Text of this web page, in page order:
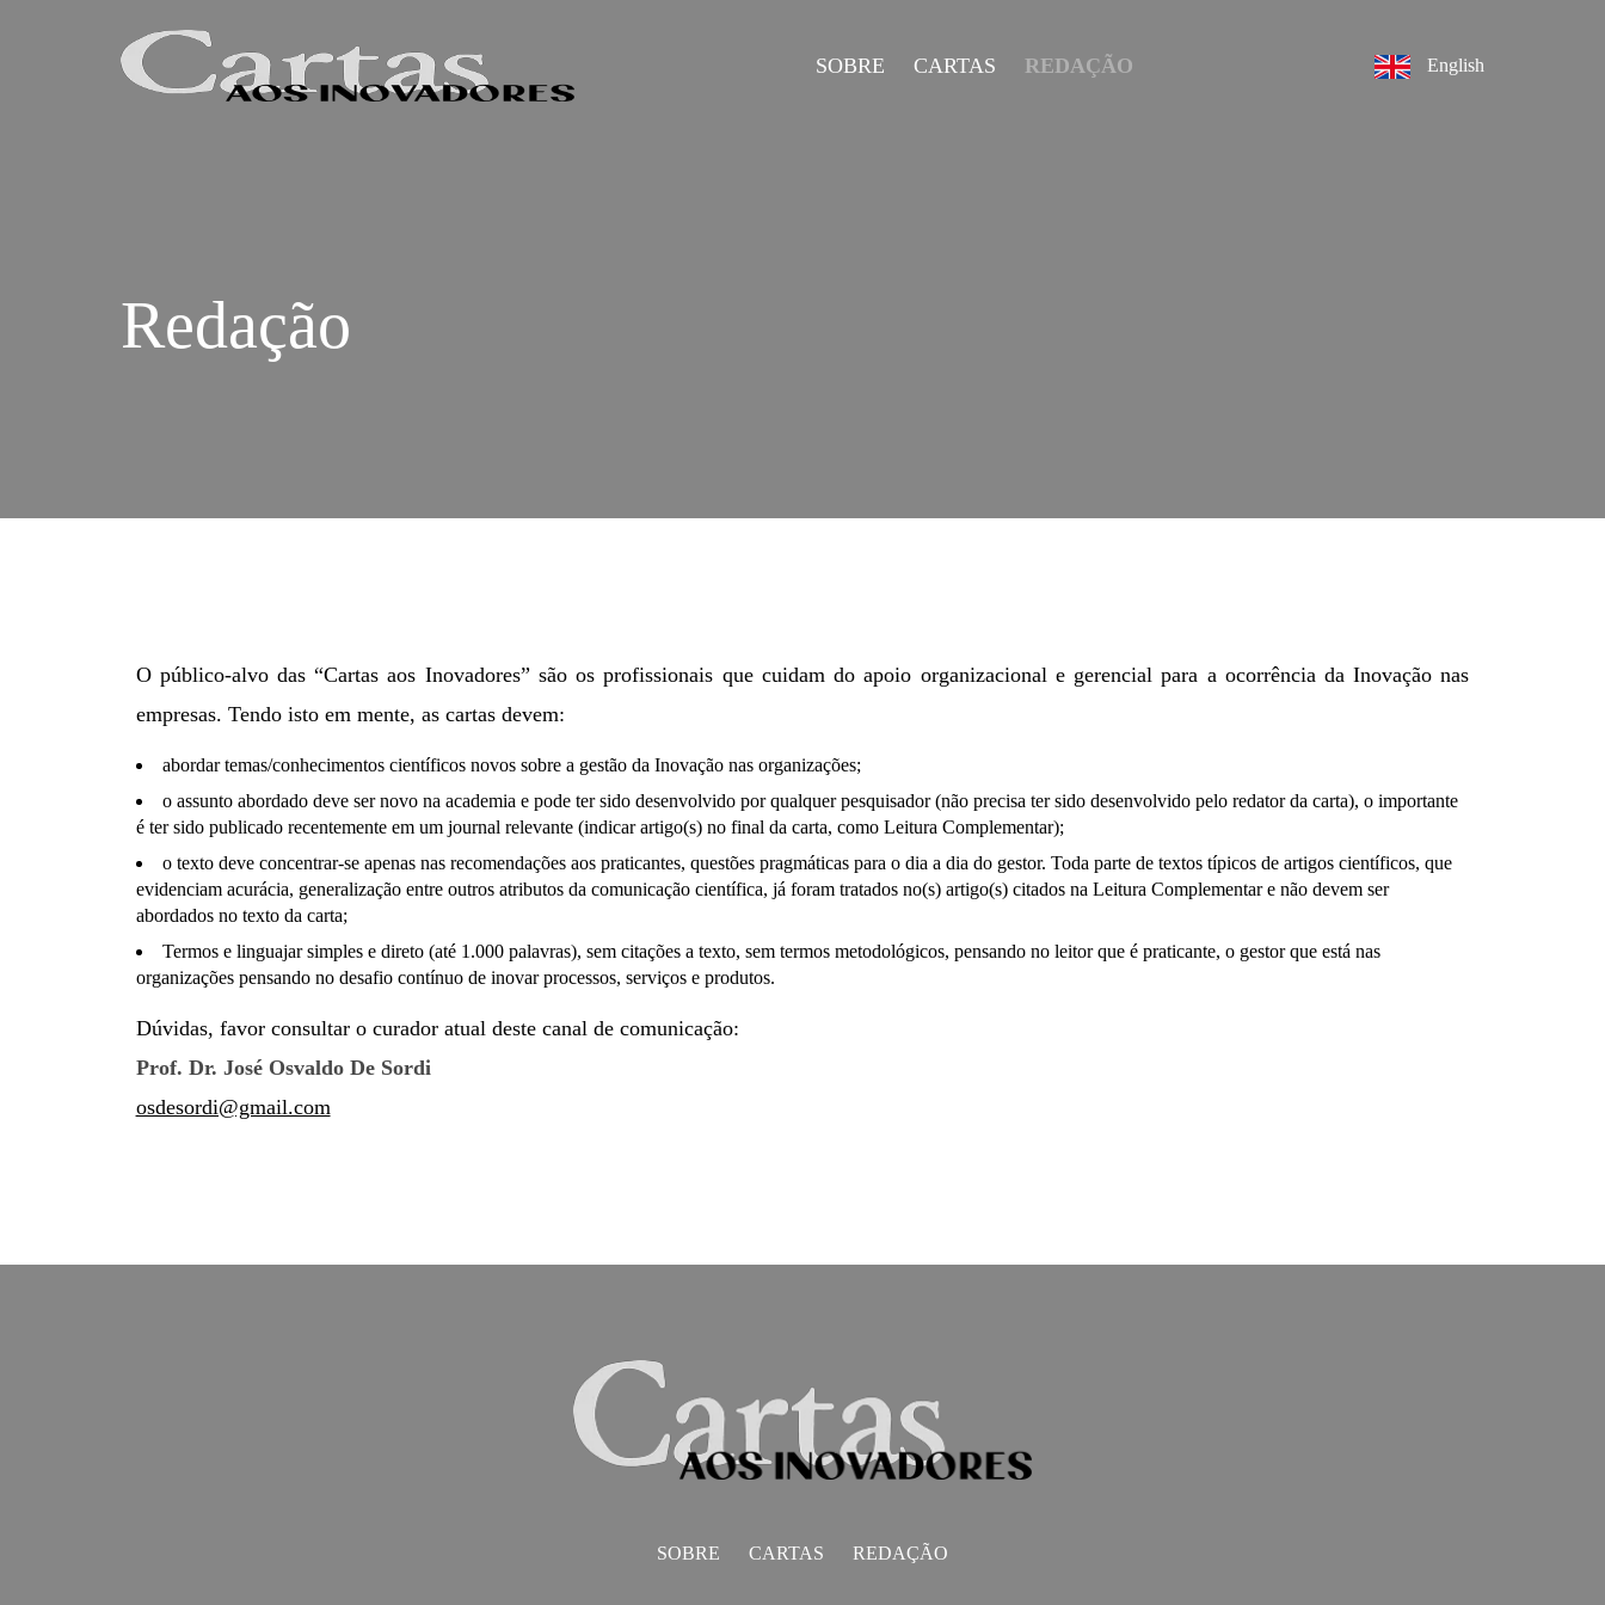
SOBRE CARTAS REDAÇÃO English
Redação
O público-alvo das “Cartas aos Inovadores” são os profissionais que cuidam do apoio organizacional e gerencial para a ocorrência da Inovação nas
empresas. Tendo isto em mente, as cartas devem:
abordar temas/conhecimentos científicos novos sobre a gestão da Inovação nas organizações;
o assunto abordado deve ser novo na academia e pode ter sido desenvolvido por qualquer pesquisador (não precisa ter sido desenvolvido pelo redator da carta), o importante
é ter sido publicado recentemente em um journal relevante (indicar artigo(s) no final da carta, como Leitura Complementar);
o texto deve concentrar-se apenas nas recomendações aos praticantes, questões pragmáticas para o dia a dia do gestor. Toda parte de textos típicos de artigos científicos, que
evidenciam acurácia, generalização entre outros atributos da comunicação científica, já foram tratados no(s) artigo(s) citados na Leitura Complementar e não devem ser
abordados no texto da carta;
Termos e linguajar simples e direto (até 1.000 palavras), sem citações a texto, sem termos metodológicos, pensando no leitor que é praticante, o gestor que está nas
organizações pensando no desafio contínuo de inovar processos, serviços e produtos.
Dúvidas, favor consultar o curador atual deste canal de comunicação:
Prof. Dr. José Osvaldo De Sordi
osdesordi@gmail.com
SOBRE CARTAS REDAÇÃO